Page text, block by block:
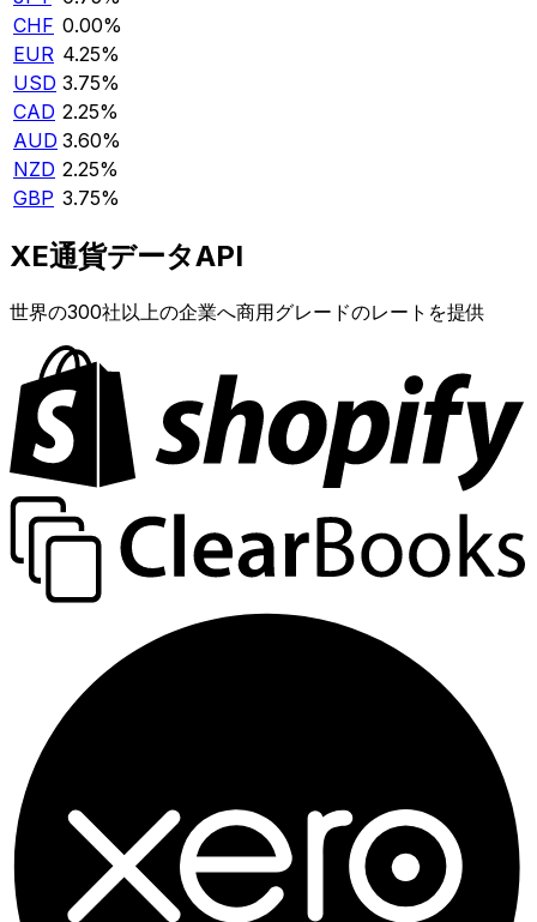
CHF 0.00%
EUR 4.25%
USD 3.75%
CAD 2.25%
AUD 3.60%
NZD 2.25%
GBP 3.75%
XE通貨データAPI
世界の300社以上の企業へ商用グレードのレートを提供